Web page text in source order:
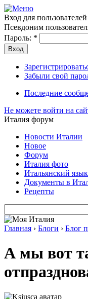
Вход для пользователей
Псевдоним
Пароль: *
Забыли свой
Последние
Не можете войти на
Италия форум
Новости Италии
Новое
Форум
Италия фото
Итальянский язык
Документы в
Рецепты
Главная › Блоги › Блог
А мы вот